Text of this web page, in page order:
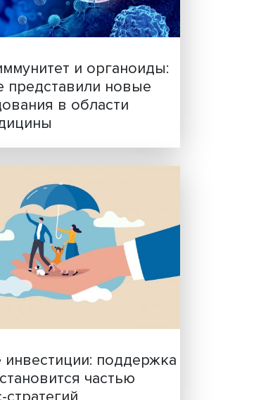
Гены, иммунитет и
ученые представили
исследования в области
биомедицины